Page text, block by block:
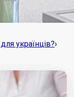
українців?›